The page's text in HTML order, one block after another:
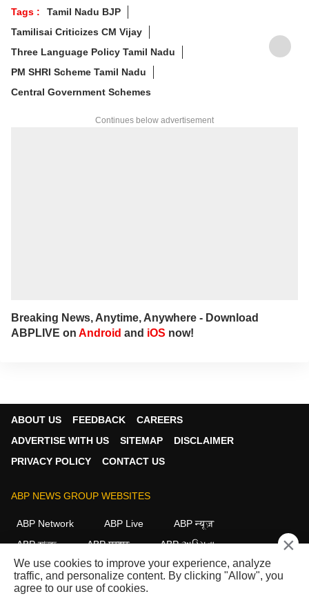
Tags :
Tamil Nadu BJP
Tamilisai Criticizes CM Vijay
Three Language Policy Tamil Nadu
PM SHRI Scheme Tamil Nadu
Central Government Schemes
Continues below advertisement
Breaking News, Anytime, Anywhere - Download
ABPLIVE on Android and iOS now!
ABOUT US FEEDBACK
CAREERS
ADVERTISE WITH US
SITEMAP
DISCLAIMER
PRIVACY POLICY
CONTACT US
ABP NEWS GROUP WEBSITES
ABP Network ABP Live
ABP न्यूज़
ABP আনন্দ
ABP माझा
ABP અસ્મિતા
ABP Ganga
ABP ਸਾਂਝਾ ABP நாடு ABP దేశం
FOLLOW US
×
We use cookies to improve your experience, analyze
traffic, and personalize content. By clicking "Allow", you
agree to our use of cookies.